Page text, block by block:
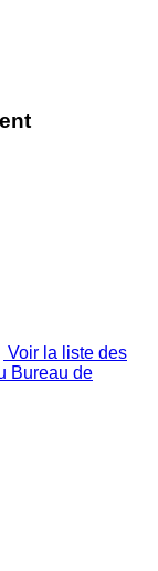
Voir la liste des
Bureau de